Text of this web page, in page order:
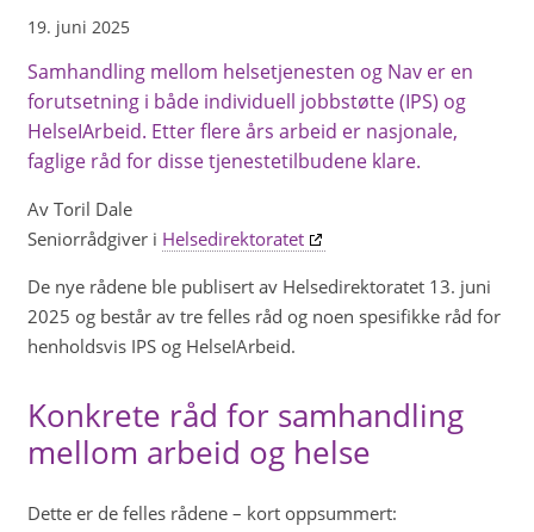
19. juni 2025
Samhandling mellom helsetjenesten og Nav er en
forutsetning i både individuell jobbstøtte (IPS) og
HelseIArbeid. Etter flere års arbeid er nasjonale,
faglige råd for disse tjenestetilbudene klare.
Av Toril Dale
Seniorrådgiver i Helsedirektoratet
De nye rådene ble publisert av Helsedirektoratet 13. juni
2025 og består av tre felles råd og noen spesifikke råd for
henholdsvis IPS og HelseIArbeid.
Konkrete råd for samhandling
mellom arbeid og helse
Dette er de felles rådene – kort oppsummert: